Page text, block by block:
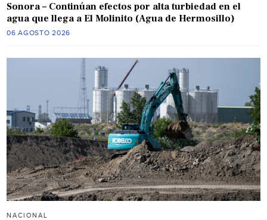
Sonora – Continúan efectos por alta turbiedad en el
agua que llega a El Molinito (Agua de Hermosillo)
06 AGOSTO 2026
NACIONAL